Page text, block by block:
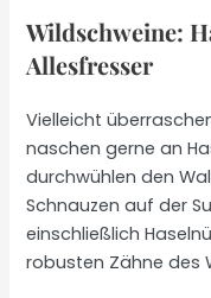
Wildschweine:
Allesfresser
Vielleicht
naschen gerne an
durchwühlen den
Schnauzen auf der
einschließlich
robusten Zähne des